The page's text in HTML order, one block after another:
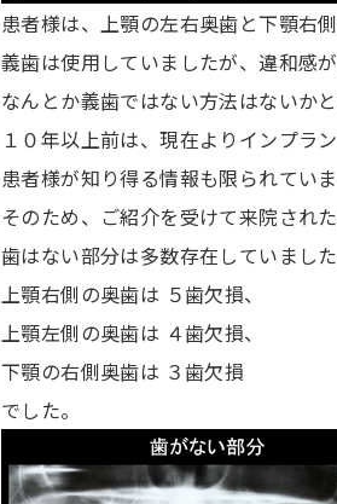
患者様は、上顎の左右奥歯と下顎右
義歯は使用していましたが、違和感
なんとか義歯ではない方法はないか
１０年以上前は、現在よりインプラ
患者様が知り得る情報も限られていま
そのため、ご紹介を受けて来院された
歯はない部分は多数存在していました
上顎右側の奥歯は ５歯欠損、
上顎左側の奥歯は ４歯欠損、
下顎の右側奥歯は ３歯欠損
でした。